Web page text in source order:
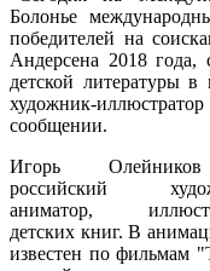
Болонье
победителей на
Андерсена 2018
детской литературы
художник-
сообщении.
Игорь
российский
аниматор,
детских книг. В
известен по фильмам